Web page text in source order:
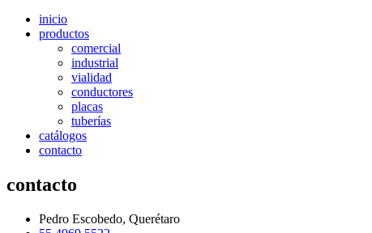
inicio
productos
comercial
industrial
vialidad
conductores
placas
tuberías
catálogos
contacto
contacto
Pedro Escobedo, Querétaro